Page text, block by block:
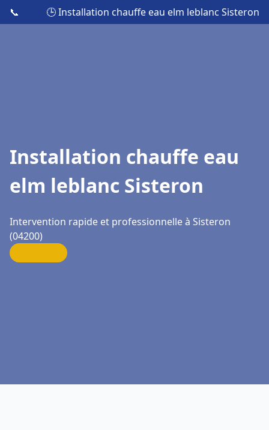
📞 🕒 Installation chauffe eau elm leblanc Sisteron
Installation chauffe eau
elm leblanc Sisteron
Intervention rapide et professionnelle à Sisteron
(04200)